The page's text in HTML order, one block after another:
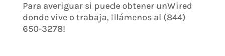
Para averiguar si puede obtener unWired
donde vive o trabaja, ¡llámenos al (844)
650-3278!